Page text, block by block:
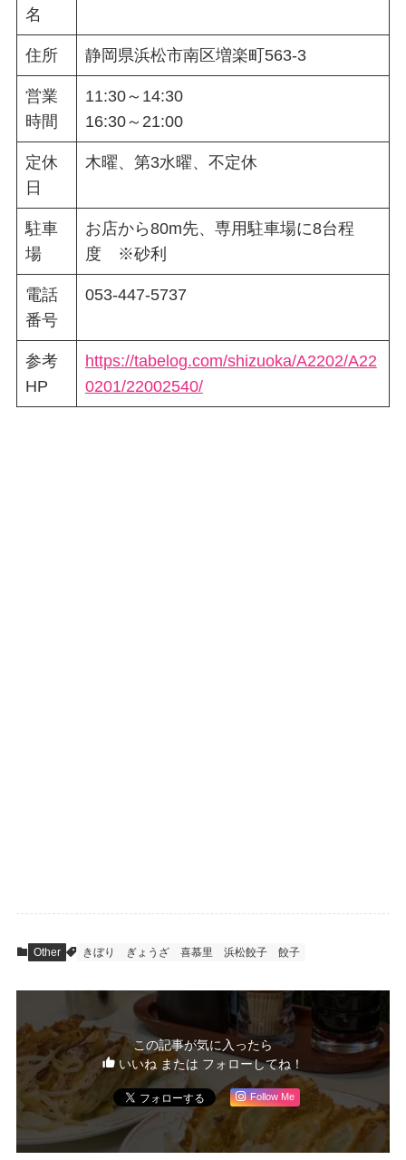
名
住所 静岡県浜松市南区増楽町563-3
営業
時間
11:30～14:30
16:30～21:00
定休
日
木曜、第3水曜、不定休
駐車
場
お店から80m先、専用駐車場に8台程
度 ※砂利
電話
番号
053-447-5737
参考
HP
https://tabelog.com/shizuoka/A2202/A22
0201/22002540/
Other きぼり ぎょうざ 喜慕里 浜松餃子 餃子
この記事が気に入ったら
いいね または フォローしてね！
Follow Me